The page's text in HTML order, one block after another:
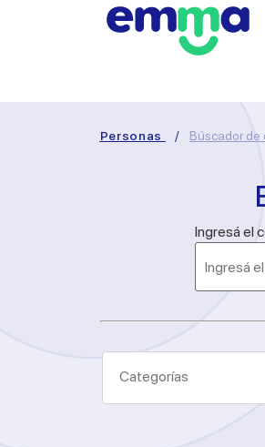
Personas / Búscador de
Ingresá el